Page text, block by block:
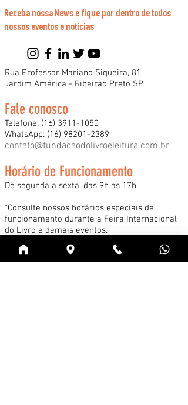
Receba nossa News e fique por dentro de todos
nossos eventos e notícias
Rua Professor Mariano Siqueira, 81
Jardim América - Ribeirão Preto SP
Fale conosco
Telefone: (16) 3911-1050
WhatsApp: (16) 98201-2389
contato@fundacaodolivroeleitura.com.br
Horário de Funcionamento
De segunda a sexta, das 9h às 17h
*Consulte nossos horários especiais de
funcionamento durante a Feira Internacional
do Livro e demais eventos.